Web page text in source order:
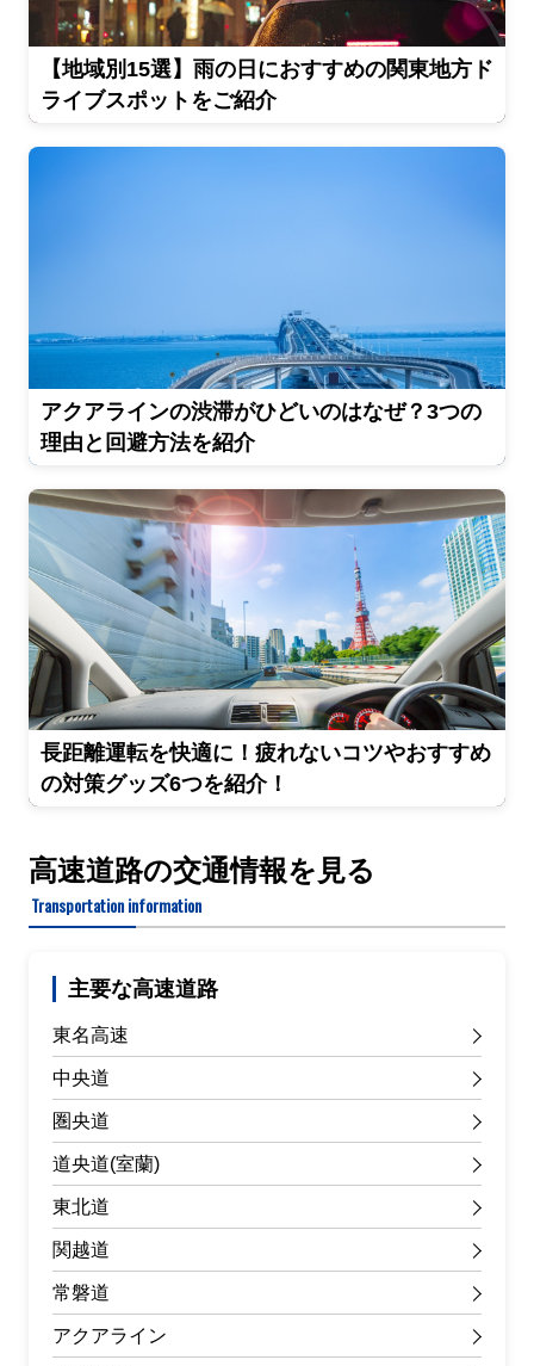
【地域別15選】雨の日におすすめの関東地方ド
ライブスポットをご紹介
アクアラインの渋滞がひどいのはなぜ？3つの
理由と回避方法を紹介
長距離運転を快適に！疲れないコツやおすすめ
の対策グッズ6つを紹介！
高速道路の交通情報を見る
Transportation information
主要な高速道路
東名高速
中央道
圏央道
道央道(室蘭)
東北道
関越道
常磐道
アクアライン